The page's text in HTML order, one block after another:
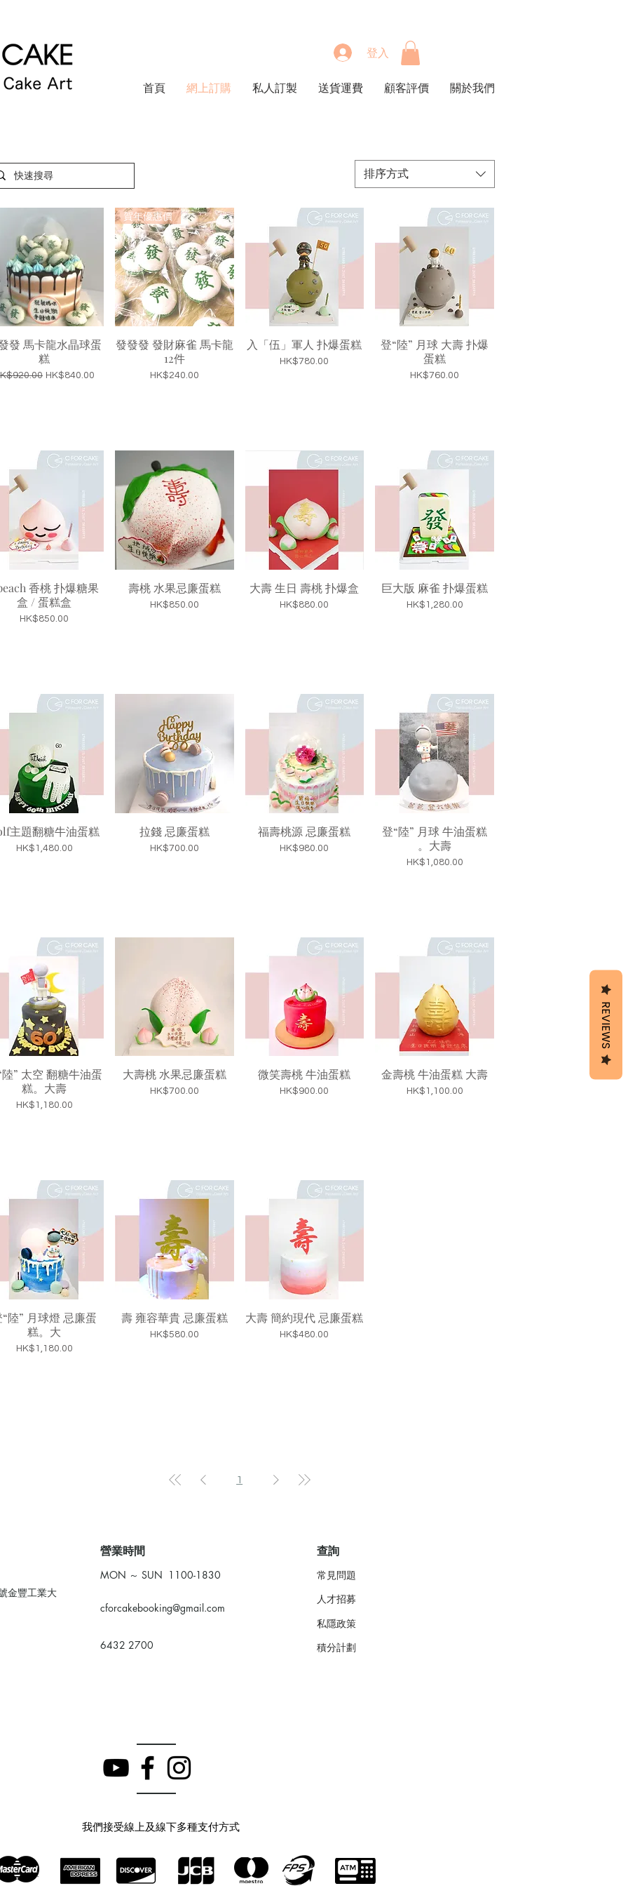
登入
首頁 網上訂購 私人訂製 送貨運費 顧客評價 關於我們
排序方式
發 馬卡龍水晶球蛋
糕
般價格 促銷價格
HK$840.00
賀年優惠價
發發發 發財麻雀 馬卡龍
12件
價格
HK$240.00
入「伍」軍人 扑爆蛋糕
價格
HK$780.00
登“陸” 月球 大壽 扑爆
蛋糕
價格
HK$760.00
香桃 扑爆糖果
盒 / 蛋糕盒
價格
HK$850.00
壽桃 水果忌廉蛋糕
價格
HK$850.00
大壽 生日 壽桃 扑爆盒
價格
HK$880.00
巨大版 麻雀 扑爆蛋糕
價格
HK$1,280.00
主題翻糖牛油蛋糕
價格
HK$1,480.00
拉錢 忌廉蛋糕
價格
HK$700.00
福壽桃源 忌廉蛋糕
價格
HK$980.00
登“陸” 月球 牛油蛋糕
。大壽
價格
HK$1,080.00
陸” 太空 翻糖牛油蛋
糕。大壽
價格
HK$1,180.00
大壽桃 水果忌廉蛋糕
價格
HK$700.00
微笑壽桃 牛油蛋糕
價格
HK$900.00
金壽桃 牛油蛋糕 大壽
價格
HK$1,100.00
陸” 月球燈 忌廉蛋
糕。大
價格
HK$1,180.00
壽 雍容華貴 忌廉蛋糕
價格
HK$580.00
大壽 簡約現代 忌廉蛋糕
價格
HK$480.00
1
金豐工業大
​營業時間
MON ～ SUN 1100-1830
cforcakebooking@gmail.com
6432 2700
查詢
常見問題
人才招募
私隱政策
​積分計劃
我們接受線上及線下多種支付方式
REVIEWS